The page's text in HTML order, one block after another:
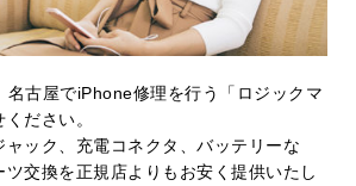
名古屋でiPhone修理を行う「ロジックマ
ださい。
ャック、充電コネクタ、バッテリーな
ツ交換を正規店よりもお安く提供いたし